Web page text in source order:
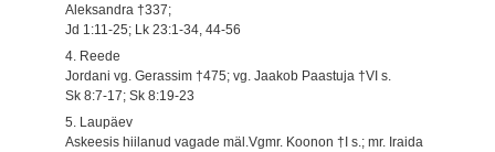
Aleksandra †337;
Jd 1:11-25; Lk 23:1-34, 44-56
4. Reede
Jordani vg. Gerassim †475; vg. Jaakob Paastuja †VI s.
Sk 8:7-17; Sk 8:19-23
5. Laupäev
Askeesis hiilanud vagade mäl.Vgmr. Koonon †I s.; mr. Iraida